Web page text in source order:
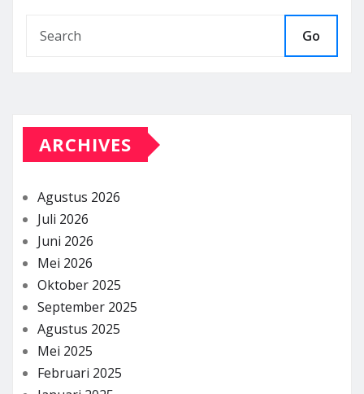
Go
ARCHIVES
Agustus 2026
Juli 2026
Juni 2026
Mei 2026
Oktober 2025
September 2025
Agustus 2025
Mei 2025
Februari 2025